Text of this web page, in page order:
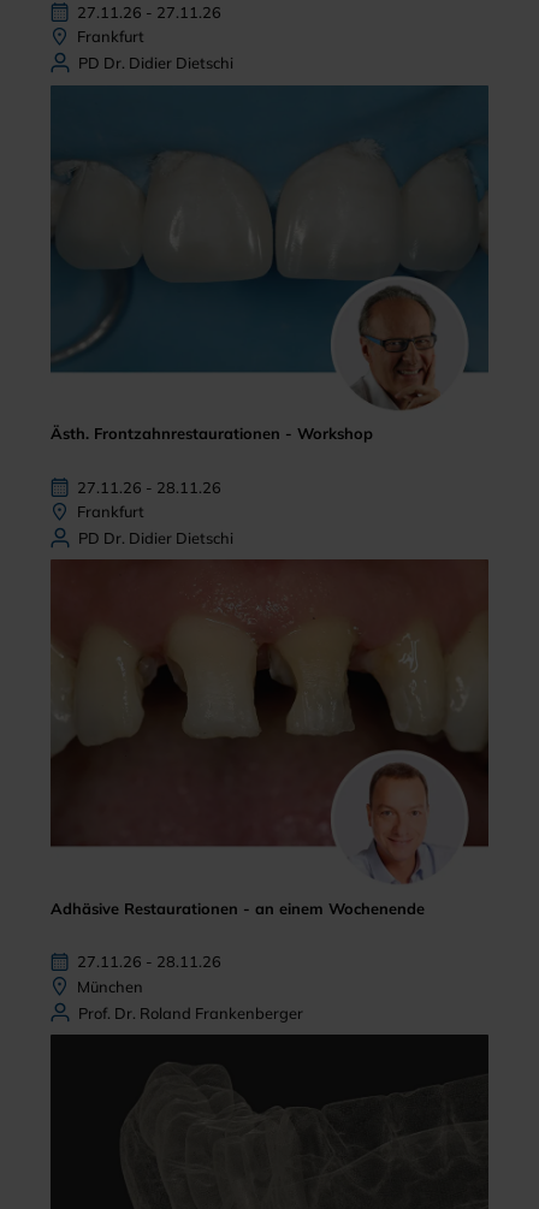
27.11.26 - 27.11.26
Frankfurt
PD Dr. Didier Dietschi
Ästh. Frontzahnrestaurationen - Workshop
27.11.26 - 28.11.26
Frankfurt
PD Dr. Didier Dietschi
Adhäsive Restaurationen - an einem Wochenende
27.11.26 - 28.11.26
München
Prof. Dr. Roland Frankenberger